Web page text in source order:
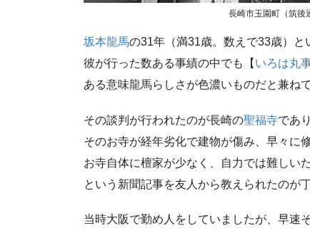
長崎市玉園町（筑後
坂本龍馬の31年（満31歳。数えで33歳）と
彼が行った数ある事績の中でも【 いろは丸
ある意味龍馬らしさが色濃いものだと兼ね
その談判が行われたのが長崎の聖福寺であり
そのお寺が経年劣化で建物が傷み、早々に
お寺自体に檀家が少なく、自力では難しい
という新聞記事を友人から教えられたのが
当時大阪で勤め人をしていましたが、早速